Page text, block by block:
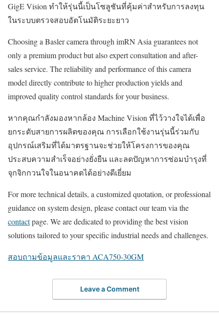
GigE Vision ทำให้รุ่นนี้เป็นโซลูชันที่คุ้มค่าสำหรับการลงทุน
ในระบบตรวจสอบอัตโนมัติระยะยาว
Choosing a Basler camera through imRN Asia guarantees not
only a premium product but also expert consultation and after-
sales service. The reliability and performance of this camera
model directly contribute to higher production yields and
improved quality control standards for your business.
หากคุณกำลังมองหากล้อง Machine Vision ที่ไว้วางใจได้เพื่อ
ยกระดับสายการผลิตของคุณ การเลือกใช้งานรุ่นนี้ร่วมกับ
อุปกรณ์เสริมที่ได้มาตรฐานจะช่วยให้โครงการของคุณ
ประสบความสำเร็จอย่างยั่งยืน และลดปัญหาการซ่อมบำรุงที่
จุกจิกกวนใจในอนาคตได้อย่างดีเยี่ยม
For more technical details, a customized quotation, or professional
guidance on system design, please contact our team via the
contactpage. We are dedicated to providing the best vision
solutions tailored to your specific industrial needs and challenges.
สอบถามข้อมูลและราคา ACA750-30GM
Leave a Comment